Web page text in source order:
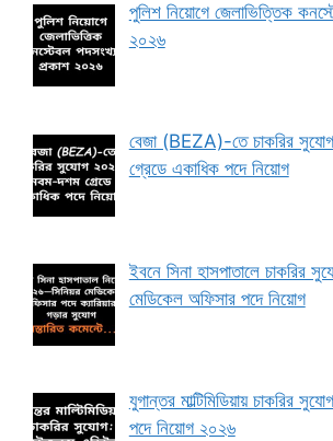
পুলিশ নিয়োগে জেলাভিত্তিক
২০২৬
বেজা (BEZA)-তে চাকরির
গ্রেডে একাধিক পদে নিয়োগ
ইবনে সিনা হাসপাতালে চাকরির
মেডিকেল অফিসার পদে নিয়োগ
যুগান্তর মাল্টিমিডিয়ায় চাকরির
পদে নিয়োগ ২০২৬